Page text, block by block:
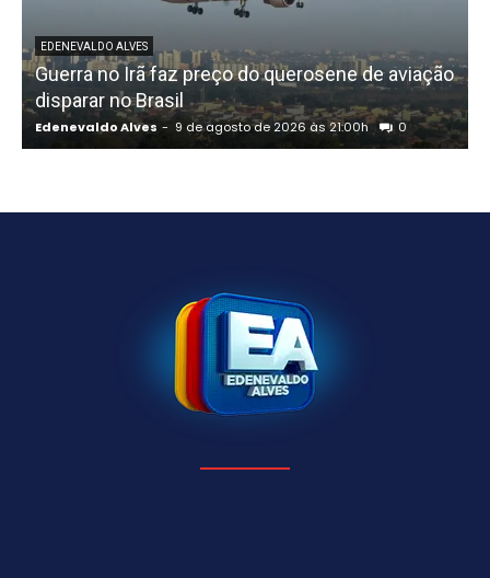
EDENEVALDO ALVES
Guerra no Irã faz preço do querosene de aviação
disparar no Brasil
Edenevaldo Alves - 9 de agosto de 2026 às 21:00h 0